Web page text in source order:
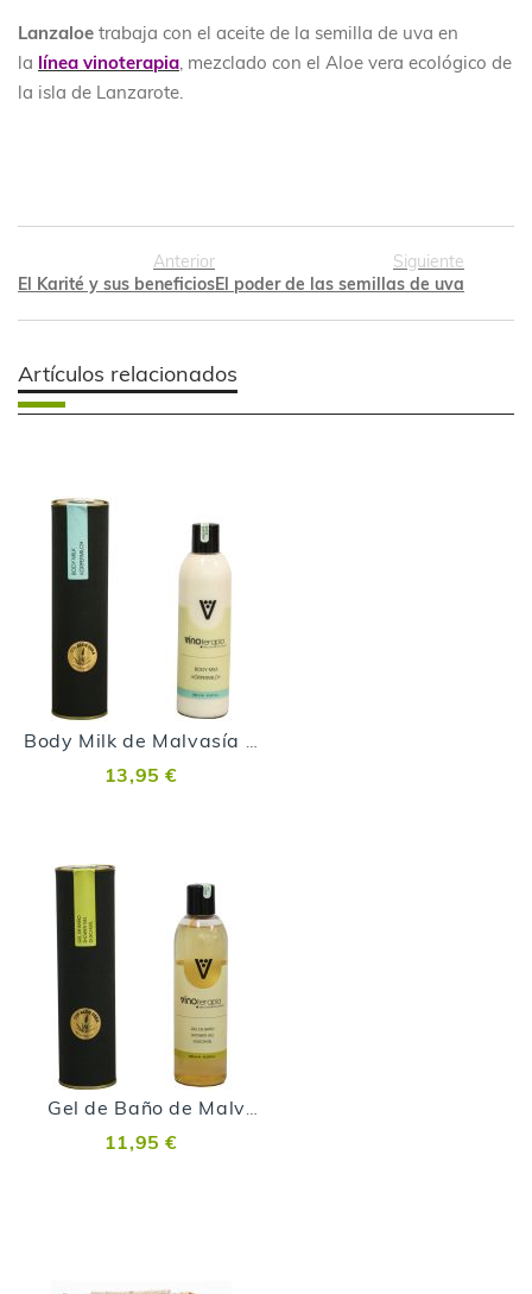
Lanzaloe trabaja con el aceite de la semilla de uva en
la línea vinoterapia, mezclado con el Aloe vera ecológico de
la isla de Lanzarote.
Anterior
El Karité y sus beneficios
Siguiente
El poder de las semillas de uva
Artículos relacionados
Body Milk de Malvasía Volcánica
13,95 €
Gel de Baño de Malvasía Volcánica
11,95 €